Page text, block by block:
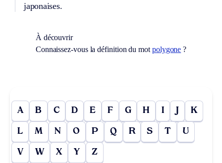
japonaises.
À découvrir
Connaissez-vous la définition du mot polygone ?
A B C D E F G H I J K
L M N O P Q R S T U
V W X Y Z